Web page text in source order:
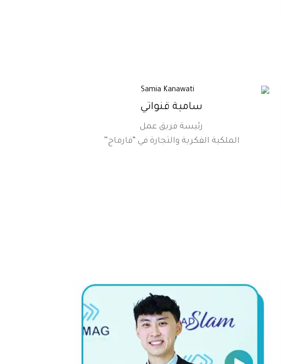
سامية قنواتي
رئيسة فريق عمل
الملكية الفكرية والتجارة في “فارماج”